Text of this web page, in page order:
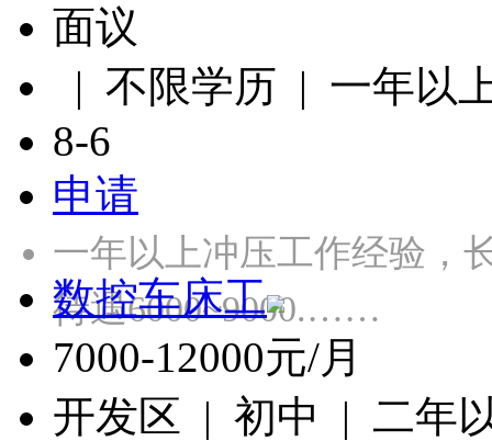
面议
| 不限学历 | 一年以
8-6
申请
一年以上冲压工作经验，
待遇6000~9000.……
数控车床工
7000-12000元/月
开发区 | 初中 | 二年